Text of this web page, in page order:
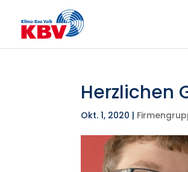
Herzlichen
Okt. 1, 2020 |